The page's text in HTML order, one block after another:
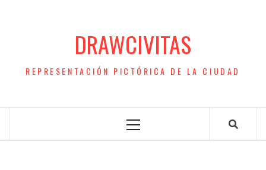
DRAWCIVITAS
REPRESENTACIÓN PICTÓRICA DE LA CIUDAD
Menú